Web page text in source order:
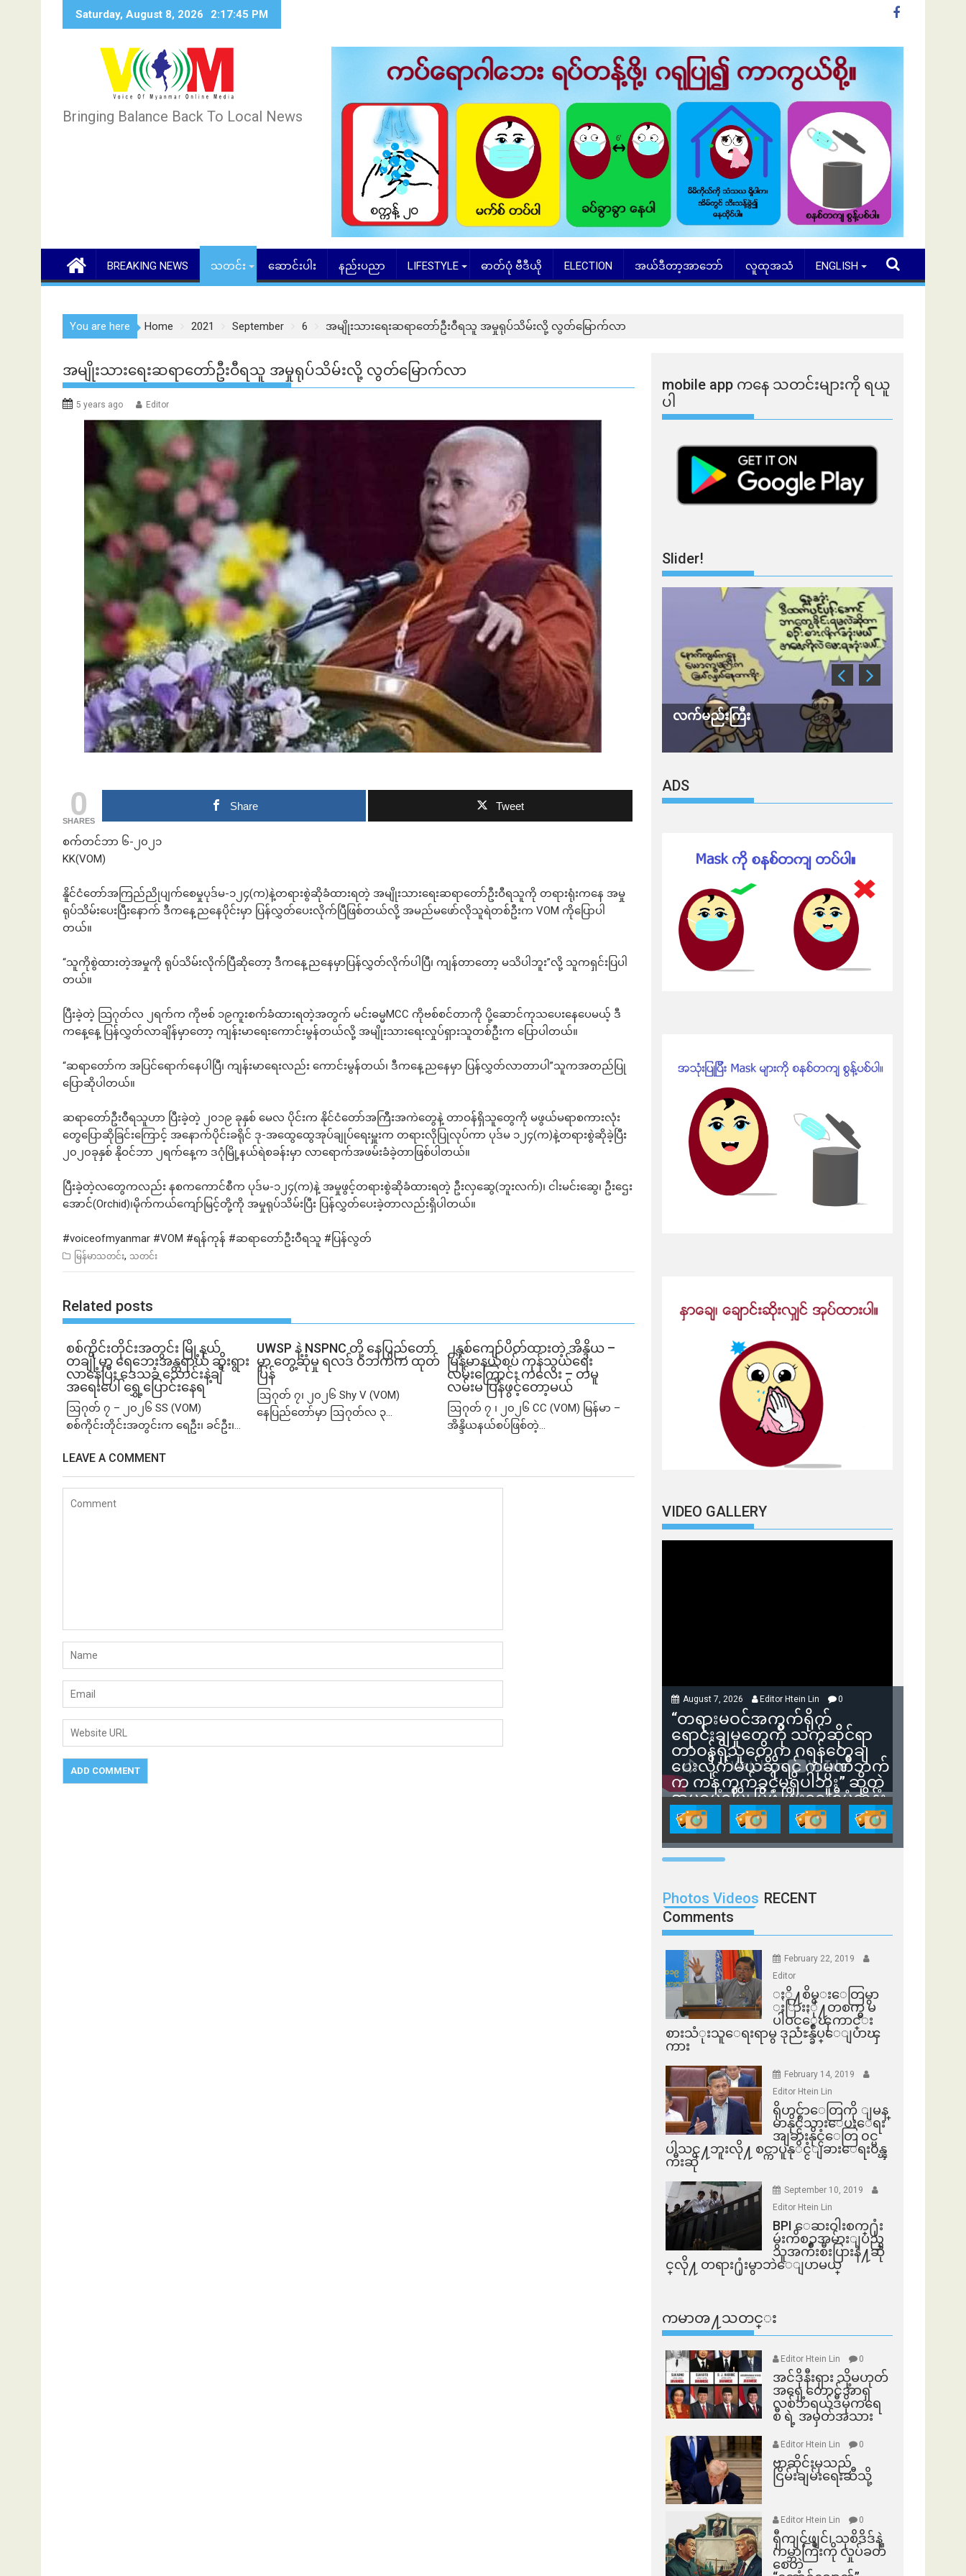
Saturday, August 8, 2026 2:17:46 PM
Bringing Balance Back To Local News
BREAKING NEWS သတင်း ဆောင်းပါး နည်းပညာ LIFESTYLE ဓာတ်ပုံ ဗီဒီယို ELECTION အယ်ဒီတာ့အာဘော် လူထုအသံ ENGLISH
You are here Home 2021 September 6 အမျိုးသားရေးဆရာတော်ဦးဝီရသူ အမှုရုပ်သိမ်းလို့ လွတ်မြောက်လာ
အမျိုးသားရေးဆရာတော်ဦးဝီရသူ အမှုရုပ်သိမ်းလို့ လွတ်မြောက်လာ
5 years ago Editor
0
SHARES
Share Tweet
စက်တင်ဘာ ၆-၂၀၂၁
KK(VOM)
နိူင်ငံတော်အကြည်ညိုပျက်စေမှုပုဒ်မ-၁၂၄(က)နဲ့တရားစွဲဆိုခံထားရတဲ့ အမျိုးသားရေးဆရာတော်ဦးဝီရသူကို တရားရုံးကနေ အမှု
ရုပ်သိမ်းပေးပြီးနောက် ဒီကနေ့ညနေပိုင်းမှာ ပြန်လွှတ်ပေးလိုက်ပြီဖြစ်တယ်လို့ အမည်မဖော်လိုသူရဲတစ်ဦးက VOM ကိုပြောပါ
တယ်။
“သူကိုစွဲထားတဲ့အမှုကို ရုပ်သိမ်းလိုက်ပြီဆိုတော့ ဒီကနေ့ညနေမှာပြန်လွှတ်လိုက်ပါပြီ၊ ကျန်တာတော့ မသိပါဘူး”လို့ သူကရှင်းပြပါ
တယ်။
ပြီးခဲ့တဲ့ သြဂုတ်လ ၂ရက်က ကိုဗစ် ၁၉ကူးစက်ခံထားရတဲ့အတွက် မင်းဓမ္မMCC ကိုဗစ်စင်တာကို ပို့ဆောင်ကုသပေးနေပေမယ့် ဒီ
ကနေ့နေ့ ပြန်လွှတ်လာချိန်မှာတော့ ကျန်းမာရေးကောင်းမွန်တယ်လို့ အမျိုးသားရေးလှုပ်ရှားသူတစ်ဦးက ပြောပါတယ်။
“ဆရာတော်က အပြင်ရောက်နေပါပြီ၊ ကျန်းမာရေးလည်း ကောင်းမွန်တယ်၊ ဒီကနေ့ညနေမှာ ပြန်လွှတ်လာတာပါ”သူကအတည်ပြု
ပြောဆိုပါတယ်။
ဆရာတော်ဦးဝီရသူဟာ ပြီးခဲ့တဲ့ ၂၀၁၉ ခုနှစ် မေလ ပိုင်းက နိုင်ငံတော်အကြီးအကဲတွေနဲ့ တာဝန်ရှိသူတွေကို မဖွယ်မရာစကားလုံး
တွေပြောဆိုခြင်းကြောင့် အနောက်ပိုင်းခရိုင် ဒု-အထွေထွေအုပ်ချုပ်ရေးမှူးက တရားလိုပြုလုပ်ကာ ပုဒ်မ ၁၂၄(က)နဲ့တရားစွဲဆိုခဲ့ပြီး
၂၀၂၀ခုနှစ် နိုဝင်ဘာ ၂ရက်နေ့က ဒဂုံမြို့နယ်ရဲစခန်းမှာ လာရောက်အဖမ်းခံခဲ့တာဖြစ်ပါတယ်။
ပြီးခဲ့တဲ့လတွေကလည်း နစကကောင်စီက ပုဒ်မ-၁၂၄(က)နဲ့ အမှုဖွင့်တရားစွဲဆိုခံထားရတဲ့ ဦးလှဆွေ(ဘူးလက်)၊ ငါးမင်းဆွေ၊ ဦးဌေး
အောင်(Orchid)၊မိုက်ကယ်ကျော်မြင့်တို့ကို အမှုရုပ်သိမ်းပြီး ပြန်လွှတ်ပေးခဲ့တာလည်းရှိပါတယ်။
#voiceofmyanmar #VOM #ရန်ကုန် #ဆရာတော်ဦးဝီရသူ #ပြန်လွတ်
မြန်မာသတင်း, သတင်း
Related posts
စစ်ကိုင်းတိုင်းအတွင်း မြို့နယ်
တချို့မှာ ရေဘေးအန္တရာယ် ဆိုးရွား
လာနေပြီး ဒေသခံ သောင်းနဲ့ချီ
အရေးပေါ် ရွှေ့ပြောင်းနေရ
ဩဂုတ် ၇ – ၂၀၂၆ SS (VOM)
စစ်ကိုင်းတိုင်းအတွင်းက ရေဦး၊ ခင်ဦး၊...
UWSP နဲ့ NSPNC တို့ နေပြည်တော်
မှာ တွေ့ဆုံမှု ရလဒ် ဝဘက်က ထုတ်
ပြန်
ဩဂုတ် ၇၊ ၂၀၂၆ Shy V (VOM)
နေပြည်တော်မှာ ဩဂုတ်လ ၃...
၂နှစ်​ကျော်ပိတ်ထားတဲ့ အိန္ဒိယ –
မြန်မာနယ်စပ် ကုန်သွယ်ရေး
လမ်းကြောင်း ကလေး – တမူ
လမ်းမ ပြန်ဖွင့်တော့မယ်
ဩဂုတ် ၇ ၊ ၂၀၂၆ CC (VOM) မြန်မာ –
အိန္ဒိယနယ်စပ်ဖြစ်တဲ့...
LEAVE A COMMENT
mobile app ​​ကနေ ​​သတင်းများကို ရယူ
ပါ
Slider!
ဘဏ်နဲ့အကြွေး ဘာလျှော့မလဲ လက်မည်းကြီး
ADS
VIDEO GALLERY
August 7, 2026 Editor Htein Lin 0
“တရားမဝင်အကွက်ရိုက်
ရောင်းချမှုတွေကို သက်ဆိုင်ရာ
တာဝန်ရှိသူတွေက ဂရန်တွေချ
ပေးလိုက်မယ်ဆိုရင် ကုမ္ပဏီဘက်
က ကန့်ကွက်ခွင့်မရှိပါဘူး” ဆိုတဲ့
အမရပူရမြို့ပြဖွံ့ဖြိုးရေးစီမံကိန်း
ဒါရိုက်တာ ဦးဇော်ရဲဝင်းနဲ့ တွေ့ဆုံ
ခြင်း
Photos Videos RECENT
Comments
February 22, 2019
Editor
ႏို႔စိမ္းေတြမွာ
ႏြားႏို႔တစက္မွ မ
ပါဝင္ေၾကာင္း
စားသံုးသူေရးရာမွ ဒုညႊန္ခ်ဳပ္ေျပာၾ
ကား
February 14, 2019
Editor Htein Lin
ရိုဟင္ဂ်ာေတြကို ျမန္
မာနိုင္ငံသားေပးေရး
အျခားနိုင္ငံေတြ ၀င္မ
ပါသင္႔ဘူးလို႔ စင္ကာပူနုိင္ငံျခားေရး၀န္ၾ
ကီးဆို
September 10, 2019
Editor Htein Lin
BPI ​ေဆးဝါးစက္​႐ုံး
မွဴးကိစၥအမ်ားျပည္​
သူအက်ိဳးစီးပြားနဲ႔ဆို
င္​လို႔ တရား႐ုံးမွာဘဲေျပာမယ္​
ကမာၻ႔သတင္း
Editor Htein Lin 0
အင်ဒိုနီးရှား သို့မဟုတ်
အရှေ့တောင်အာရှ
လစ်ဘရယ်ဒီမိုကရေ
စီ ရဲ့ အမှတ်အသား
Editor Htein Lin 0
ဗာဆိုင်းမှသည်
ငြိမ်းချမ်းရေးဆီသို့
Editor Htein Lin 0
ရှီကျင့်ဖျင်၊ သုစိဒိဒ်နဲ့
ကမ္ဘာကြီးကို လှုပ်ခတ်
စေတဲ့